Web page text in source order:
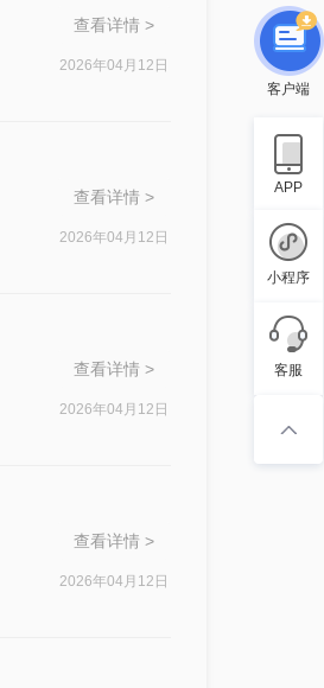
查看详情 >
2026年04月12日
查看详情 >
2026年04月12日
查看详情 >
2026年04月12日
查看详情 >
2026年04月12日
客户端
APP
小程序
客服